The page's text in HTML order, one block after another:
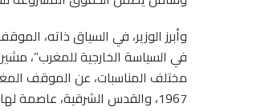
وأبرز الوزير، في السياق ذاته،
في السياسة الخارجية للمغرب”،
مختلف المناسبات، عن الموقف
1967، والقدس الشرقية، عاصمة لها، بما يضمن الاستقرار في المنطقة.